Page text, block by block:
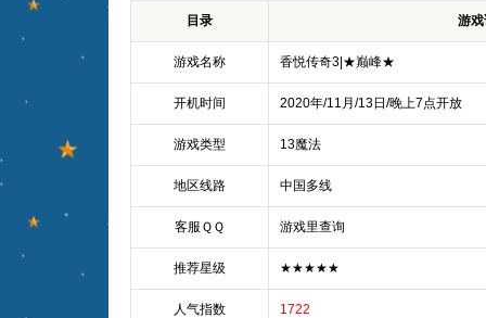
目录 游
游戏名称 香悦传奇3|★巅峰★
开机时间 2020年/11月/13日/晚上7点开放
游戏类型 13魔法
地区线路 中国多线
客服ＱＱ 游戏里查询
推荐星级 ★★★★★
人气指数 1722